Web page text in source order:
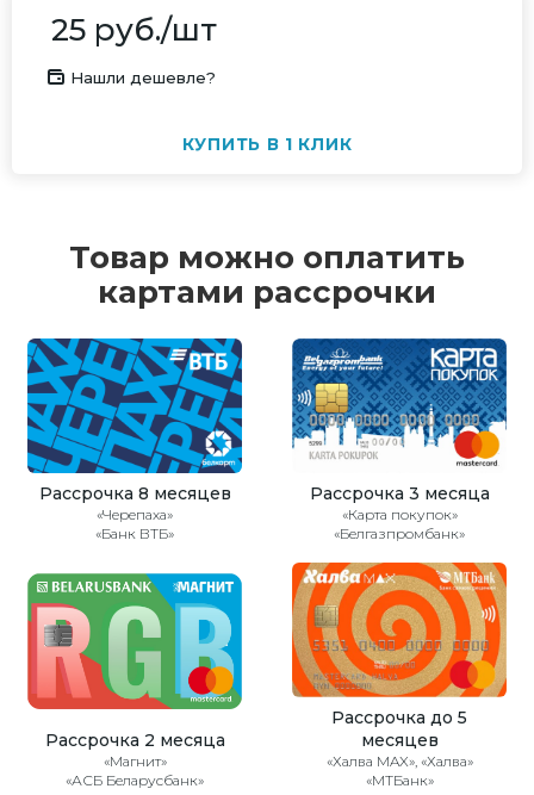
25 руб./шт
Нашли дешевле?
КУПИТЬ В 1 КЛИК
Товар можно оплатить
картами рассрочки
Рассрочка 8 месяцев
«Черепаха»
«Банк ВТБ»
Рассрочка 3 месяца
«Карта покупок»
«Белгазпромбанк»
Рассрочка 2 месяца
«Магнит»
«АСБ Беларусбанк»
Рассрочка до 5
месяцев
«Халва MAX», «Халва»
«МТБанк»